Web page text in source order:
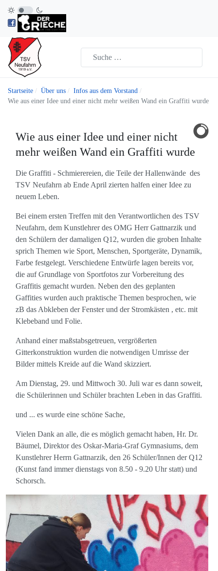
Startseite Über uns
Infos aus dem Vorstand
Wie aus einer Idee und einer nicht mehr weißen Wand ein Graffiti wurde
Wie aus einer Idee und einer nicht
mehr weißen Wand ein Graffiti wurde
Die Graffiti - Schmierereien, die Teile der Hallenwände des
TSV Neufahrn ab Ende April zierten halfen einer Idee zu
neuem Leben.
Bei einem ersten Treffen mit den Verantwortlichen des TSV
Neufahrn, dem Kunstlehrer des OMG Herr Gattnarzik und
den Schülern der damaligen Q12, wurden die groben Inhalte
sprich Themen wie Sport, Menschen, Sportgeräte, Dynamik,
Farbe festgelegt. Verschiedene Entwürfe lagen bereits vor,
die auf Grundlage von Sportfotos zur Vorbereitung des
Graffitis gemacht wurden. Neben den des geplanten
Gaffities wurden auch praktische Themen besprochen, wie
zB das Abkleben der Fenster und der Stromkästen , etc. mit
Klebeband und Folie.
Anhand einer maßstabsgetreuen, vergrößerten
Gitterkonstruktion wurden die notwendigen Umrisse der
Bilder mittels Kreide auf die Wand skizziert.
Am Dienstag, 29. und Mittwoch 30. Juli war es dann soweit,
die Schülerinnen und Schüler brachten Leben in das Graffiti.
und ... es wurde eine schöne Sache,
Vielen Dank an alle, die es möglich gemacht haben, Hr. Dr.
Bäumel, Direktor des Oskar-Maria-Graf Gymnasiums, dem
Kunstlehrer Herrn Gattnarzik, den 26 Schüler/Innen der Q12
(Kunst fand immer dienstags von 8.50 - 9.20 Uhr statt) und
Schorsch.